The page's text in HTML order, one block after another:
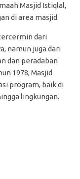
Masjid Istiqlal,
di area masjid.
dari
namun juga dari
dan peradaban
1978, Masjid
program, baik di
lingkungan.